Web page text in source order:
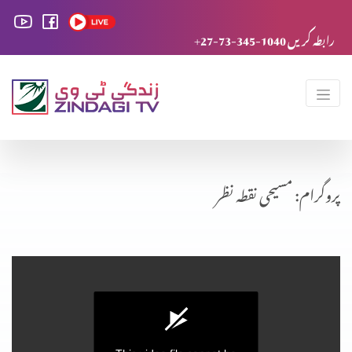
+27-73-345-1040 رابطہ کریں
پروگرام: مسیحی نقطہ نظر